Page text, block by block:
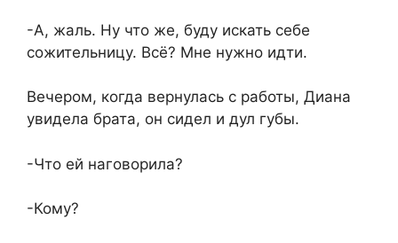
-А, жаль. Ну что же, буду искать себе
сожительницу. Всё? Мне нужно идти.
Вечером, когда вернулась с работы, Диана
увидела брата, он сидел и дул губы.
-Что ей наговорила?
-Кому?